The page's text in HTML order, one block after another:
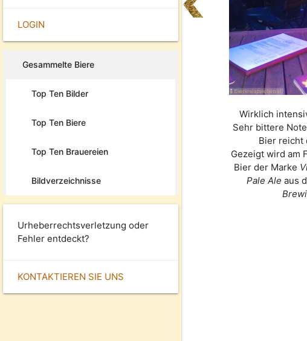
LOGIN
Gesammelte Biere
Top Ten Bilder
Top Ten Biere
Top Ten Brauereien
Bildverzeichnisse
Urheberrechtsverletzung oder
Fehler entdeckt?
KONTAKTIEREN SIE UNS
Wirklich
Sehr bittere
Bier reicht
Gezeigt wird am
Bier der Marke
Pale Ale aus